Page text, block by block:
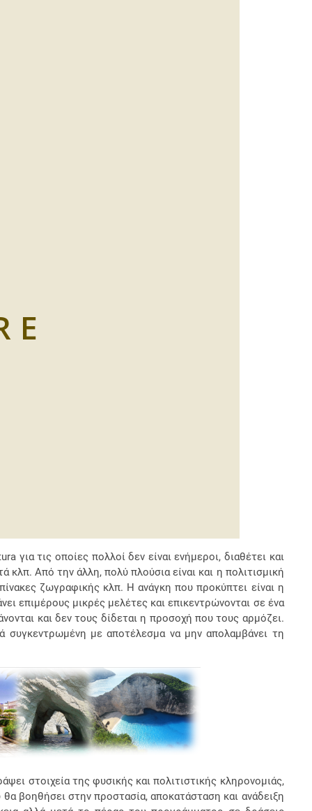
τις οποίες πολλοί δεν είναι ενήμεροι, διαθέτει και
Από την άλλη, πολύ πλούσια είναι και η πολιτισμική
ζωγραφικής κλπ. H ανάγκη που προκύπτει είναι η
επιμέρους μικρές μελέτες και επικεντρώνονται σε ένα
και δεν τους δίδεται η προσοχή που τους αρμόζει.
συγκεντρωμένη με αποτέλεσμα να μην απολαμβάνει τη
στοιχεία της φυσικής και πολιτιστικής κληρονομιάς,
βοηθήσει στην προστασία, αποκατάσταση και ανάδειξη